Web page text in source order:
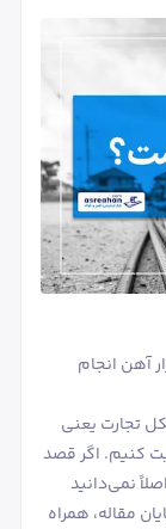
آهن انجام
تجارت یعنی
کنیم. اگر قصد
نمی‌دانید
مقاله، همراه